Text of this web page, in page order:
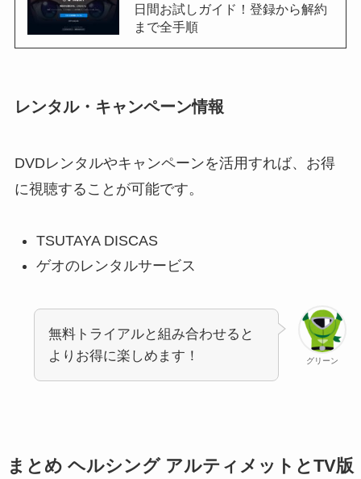
日間お試しガイド！登録から解約
まで全手順
レンタル・キャンペーン情報
DVDレンタルやキャンペーンを活用すれば、お得
に視聴することが可能です。
TSUTAYA DISCAS
ゲオのレンタルサービス
グリーン
無料トライアルと組み合わせると
よりお得に楽しめます！
まとめ ヘルシング アルティメットとTV版